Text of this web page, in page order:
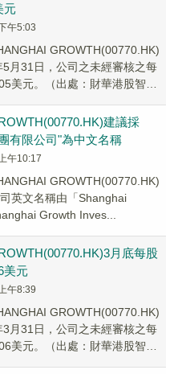
元
午5:03
GROWTH(00770.HK)
月31日，公司之未經審核之每
美元。（出處：財華港股智能
建議採
有限公司"為中文名稱
午10:17
GROWTH(00770.HK)
英文名稱由「Shanghai
Growth Inves...
月底每股
美元
午8:39
GROWTH(00770.HK)
月31日，公司之未經審核之每
美元。（出處：財華港股智能